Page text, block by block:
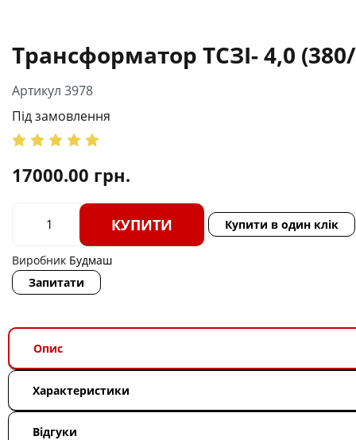
Трансформатор ТСЗІ- 4,0
Артикул 3978
Під замовлення
17000.00 грн.
КУПИТИ Купити в один клік
Виробник Будмаш
Запитати
Опис
Характеристики
Відгуки